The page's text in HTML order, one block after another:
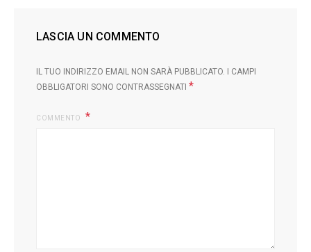
LASCIA UN COMMENTO
IL TUO INDIRIZZO EMAIL NON SARÀ PUBBLICATO.
I CAMPI
OBBLIGATORI SONO CONTRASSEGNATI *
COMMENTO